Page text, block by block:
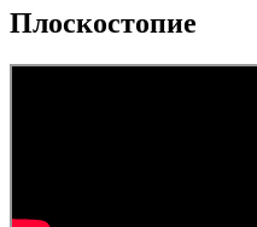
Плоскостопие